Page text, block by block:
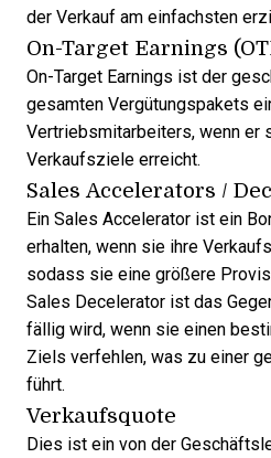
der Verkauf am einfachsten
On-Target Earnings
On-Target Earnings ist der
gesamten Vergütungspakets
Vertriebsmitarbeiters, wenn er
Verkaufsziele erreicht.
Sales Accelerators /
Ein Sales Accelerator ist ein
erhalten, wenn sie ihre
sodass sie eine größere
Sales Decelerator ist das
fällig wird, wenn sie einen
Ziels verfehlen, was zu einer
führt.
Verkaufsquote
Dies ist ein von der